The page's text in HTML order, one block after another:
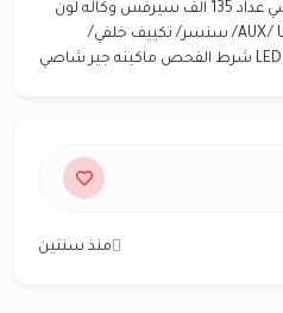
للبيع اكسنت 2019 -1600 سي سي عداد 135 الف سيرفس وكاله لون
ابيض تحكم سكان / بلوتوث/ AUX/ USB/ سنسر/ تكييف خلفي/
منذ سنتين